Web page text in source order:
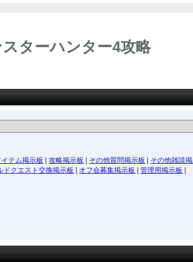
ターハンター4攻略
イテム掲示板 |攻略掲示板 その他質問掲示板
その他雑談
ドクエスト交換掲示板 オフ会募集掲示板 |管理用掲示板